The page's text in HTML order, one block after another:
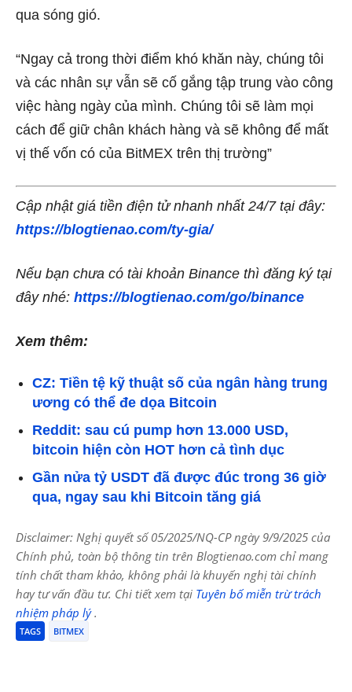
qua sóng gió.
“Ngay cả trong thời điểm khó khăn này, chúng tôi
và các nhân sự vẫn sẽ cố gắng tập trung vào công
việc hàng ngày của mình. Chúng tôi sẽ làm mọi
cách để giữ chân khách hàng và sẽ không để mất
vị thế vốn có của BitMEX trên thị trường”
Cập nhật giá tiền điện tử nhanh nhất 24/7 tại đây:
https://blogtienao.com/ty-gia/
Nếu bạn chưa có tài khoản Binance thì đăng ký tại
đây nhé: https://blogtienao.com/go/binance
Xem thêm:
CZ: Tiền tệ kỹ thuật số của ngân hàng trung
ương có thể đe dọa Bitcoin
Reddit: sau cú pump hơn 13.000 USD,
bitcoin hiện còn HOT hơn cả tình dục
Gần nửa tỷ USDT đã được đúc trong 36 giờ
qua, ngay sau khi Bitcoin tăng giá
Disclaimer: Nghị quyết số 05/2025/NQ-CP ngày 9/9/2025 của
Chính phủ, toàn bộ thông tin trên Blogtienao.com chỉ mang
tính chất tham khảo, không phải là khuyến nghị tài chính
hay tư vấn đầu tư. Chi tiết xem tại Tuyên bố miễn trừ trách
nhiệm pháp lý.
TAGS BITMEX